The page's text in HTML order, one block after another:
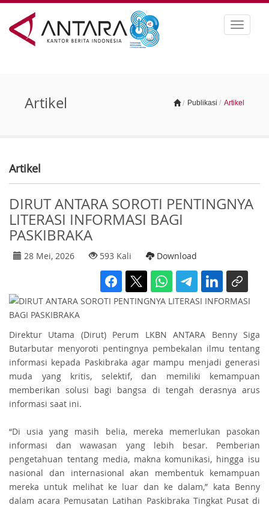
Toggle
Artikel / Publikasi / Artikel
Artikel
DIRUT ANTARA SOROTI PENTINGNYA
LITERASI INFORMASI BAGI
PASKIBRAKA
28 Mei, 2026 593 Kali Download
Direktur Utama (Dirut) Perum LKBN ANTARA Benny Siga
Butarbutar menyoroti pentingnya pembekalan ilmu tentang
informasi kepada Paskibraka agar mampu menjadi generasi
muda yang kritis, selektif, dan memiliki kemampuan
memberikan solusi bagi bangsa di tengah derasnya arus
informasi saat ini.
“Di usia yang masih belia, mereka memerlukan pasokan
informasi dan wawasan yang lebih besar. Pemberian
pengetahuan tentang media, makna komunikasi, hingga isu
nasional dan internasional akan membentuk kemampuan
mereka untuk melihat ke luar dan ke dalam,” kata Benny
dalam acara Pemusatan Latihan Paskibraka Tingkat Pusat di